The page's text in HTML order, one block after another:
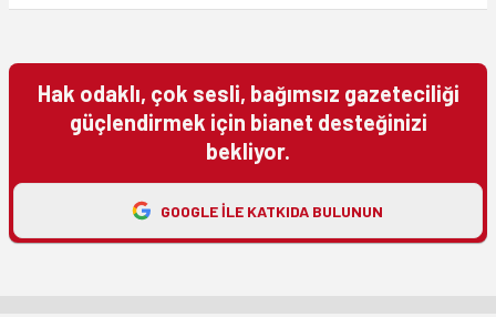
Hak odaklı, çok sesli, bağımsız gazeteciliği
güçlendirmek için bianet desteğinizi
bekliyor.
GOOGLE ILE KATKIDA BULUNUN